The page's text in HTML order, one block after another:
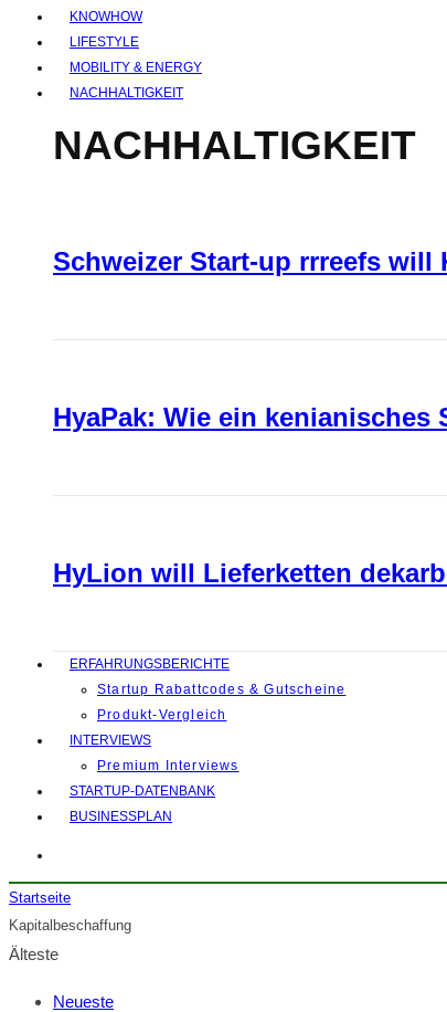
KNOWHOW
LIFESTYLE
MOBILITY & ENERGY
NACHHALTIGKEIT
NACHHALTIGKEIT
Schweizer Start-up rrreefs will
HyaPak: Wie ein
HyLion will Lieferketten
ERFAHRUNGSBERICHTE
Startup Rabattcodes & Gutscheine
Produkt-Vergleich
INTERVIEWS
Premium Interviews
STARTUP-DATENBANK
BUSINESSPLAN
Startseite
Kapitalbeschaffung
Älteste
Neueste